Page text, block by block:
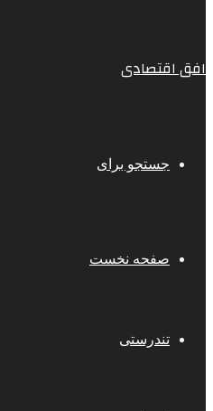
افق اقتصادی
جستجو برای
صفحه نخست
تندرستی